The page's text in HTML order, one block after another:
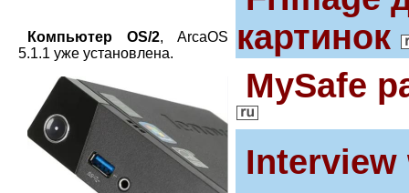
Компьютер OS/2, ArcaOS
5.1.1 уже установлена.
картинок
MySafe
Interview